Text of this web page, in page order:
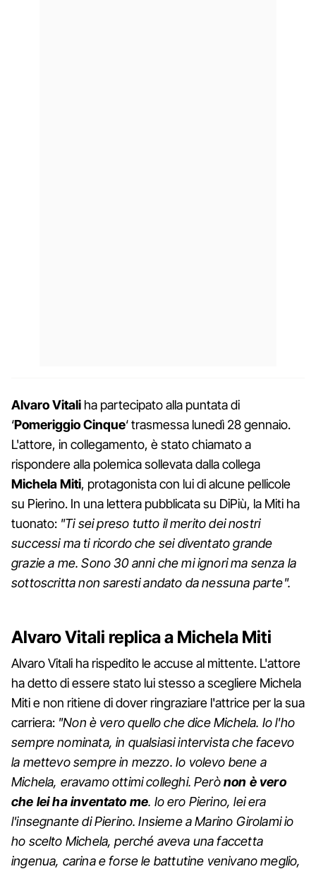
Alvaro Vitali ha partecipato alla puntata di
‘Pomeriggio Cinque‘ trasmessa lunedì 28 gennaio.
L'attore, in collegamento, è stato chiamato a
rispondere alla polemica sollevata dalla collega
Michela Miti, protagonista con lui di alcune pellicole
su Pierino. In una lettera pubblicata su DiPiù, la Miti ha
tuonato: "Ti sei preso tutto il merito dei nostri
successi ma ti ricordo che sei diventato grande
grazie a me. Sono 30 anni che mi ignori ma senza la
sottoscritta non saresti andato da nessuna parte".
Alvaro Vitali replica a Michela Miti
Alvaro Vitali ha rispedito le accuse al mittente. L'attore
ha detto di essere stato lui stesso a scegliere Michela
Miti e non ritiene di dover ringraziare l'attrice per la sua
carriera: "Non è vero quello che dice Michela. Io l'ho
sempre nominata, in qualsiasi intervista che facevo
la mettevo sempre in mezzo. Io volevo bene a
Michela, eravamo ottimi colleghi. Perònon è vero
che lei ha inventato me. Io ero Pierino, lei era
l'insegnante di Pierino. Insieme a Marino Girolami io
ho scelto Michela, perché aveva una faccetta
ingenua, carina e forse le battutine venivano meglio,